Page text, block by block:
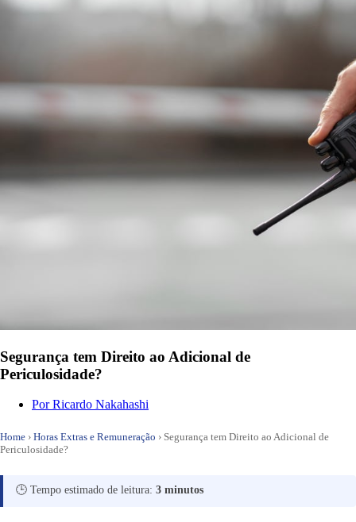
Segurança tem Direito ao Adicional de
Periculosidade?
PorRicardo Nakahashi
Home › Horas Extras e Remuneração › Segurança tem Direito ao Adicional de
Periculosidade?
🕒 Tempo estimado de leitura: 3 minutos